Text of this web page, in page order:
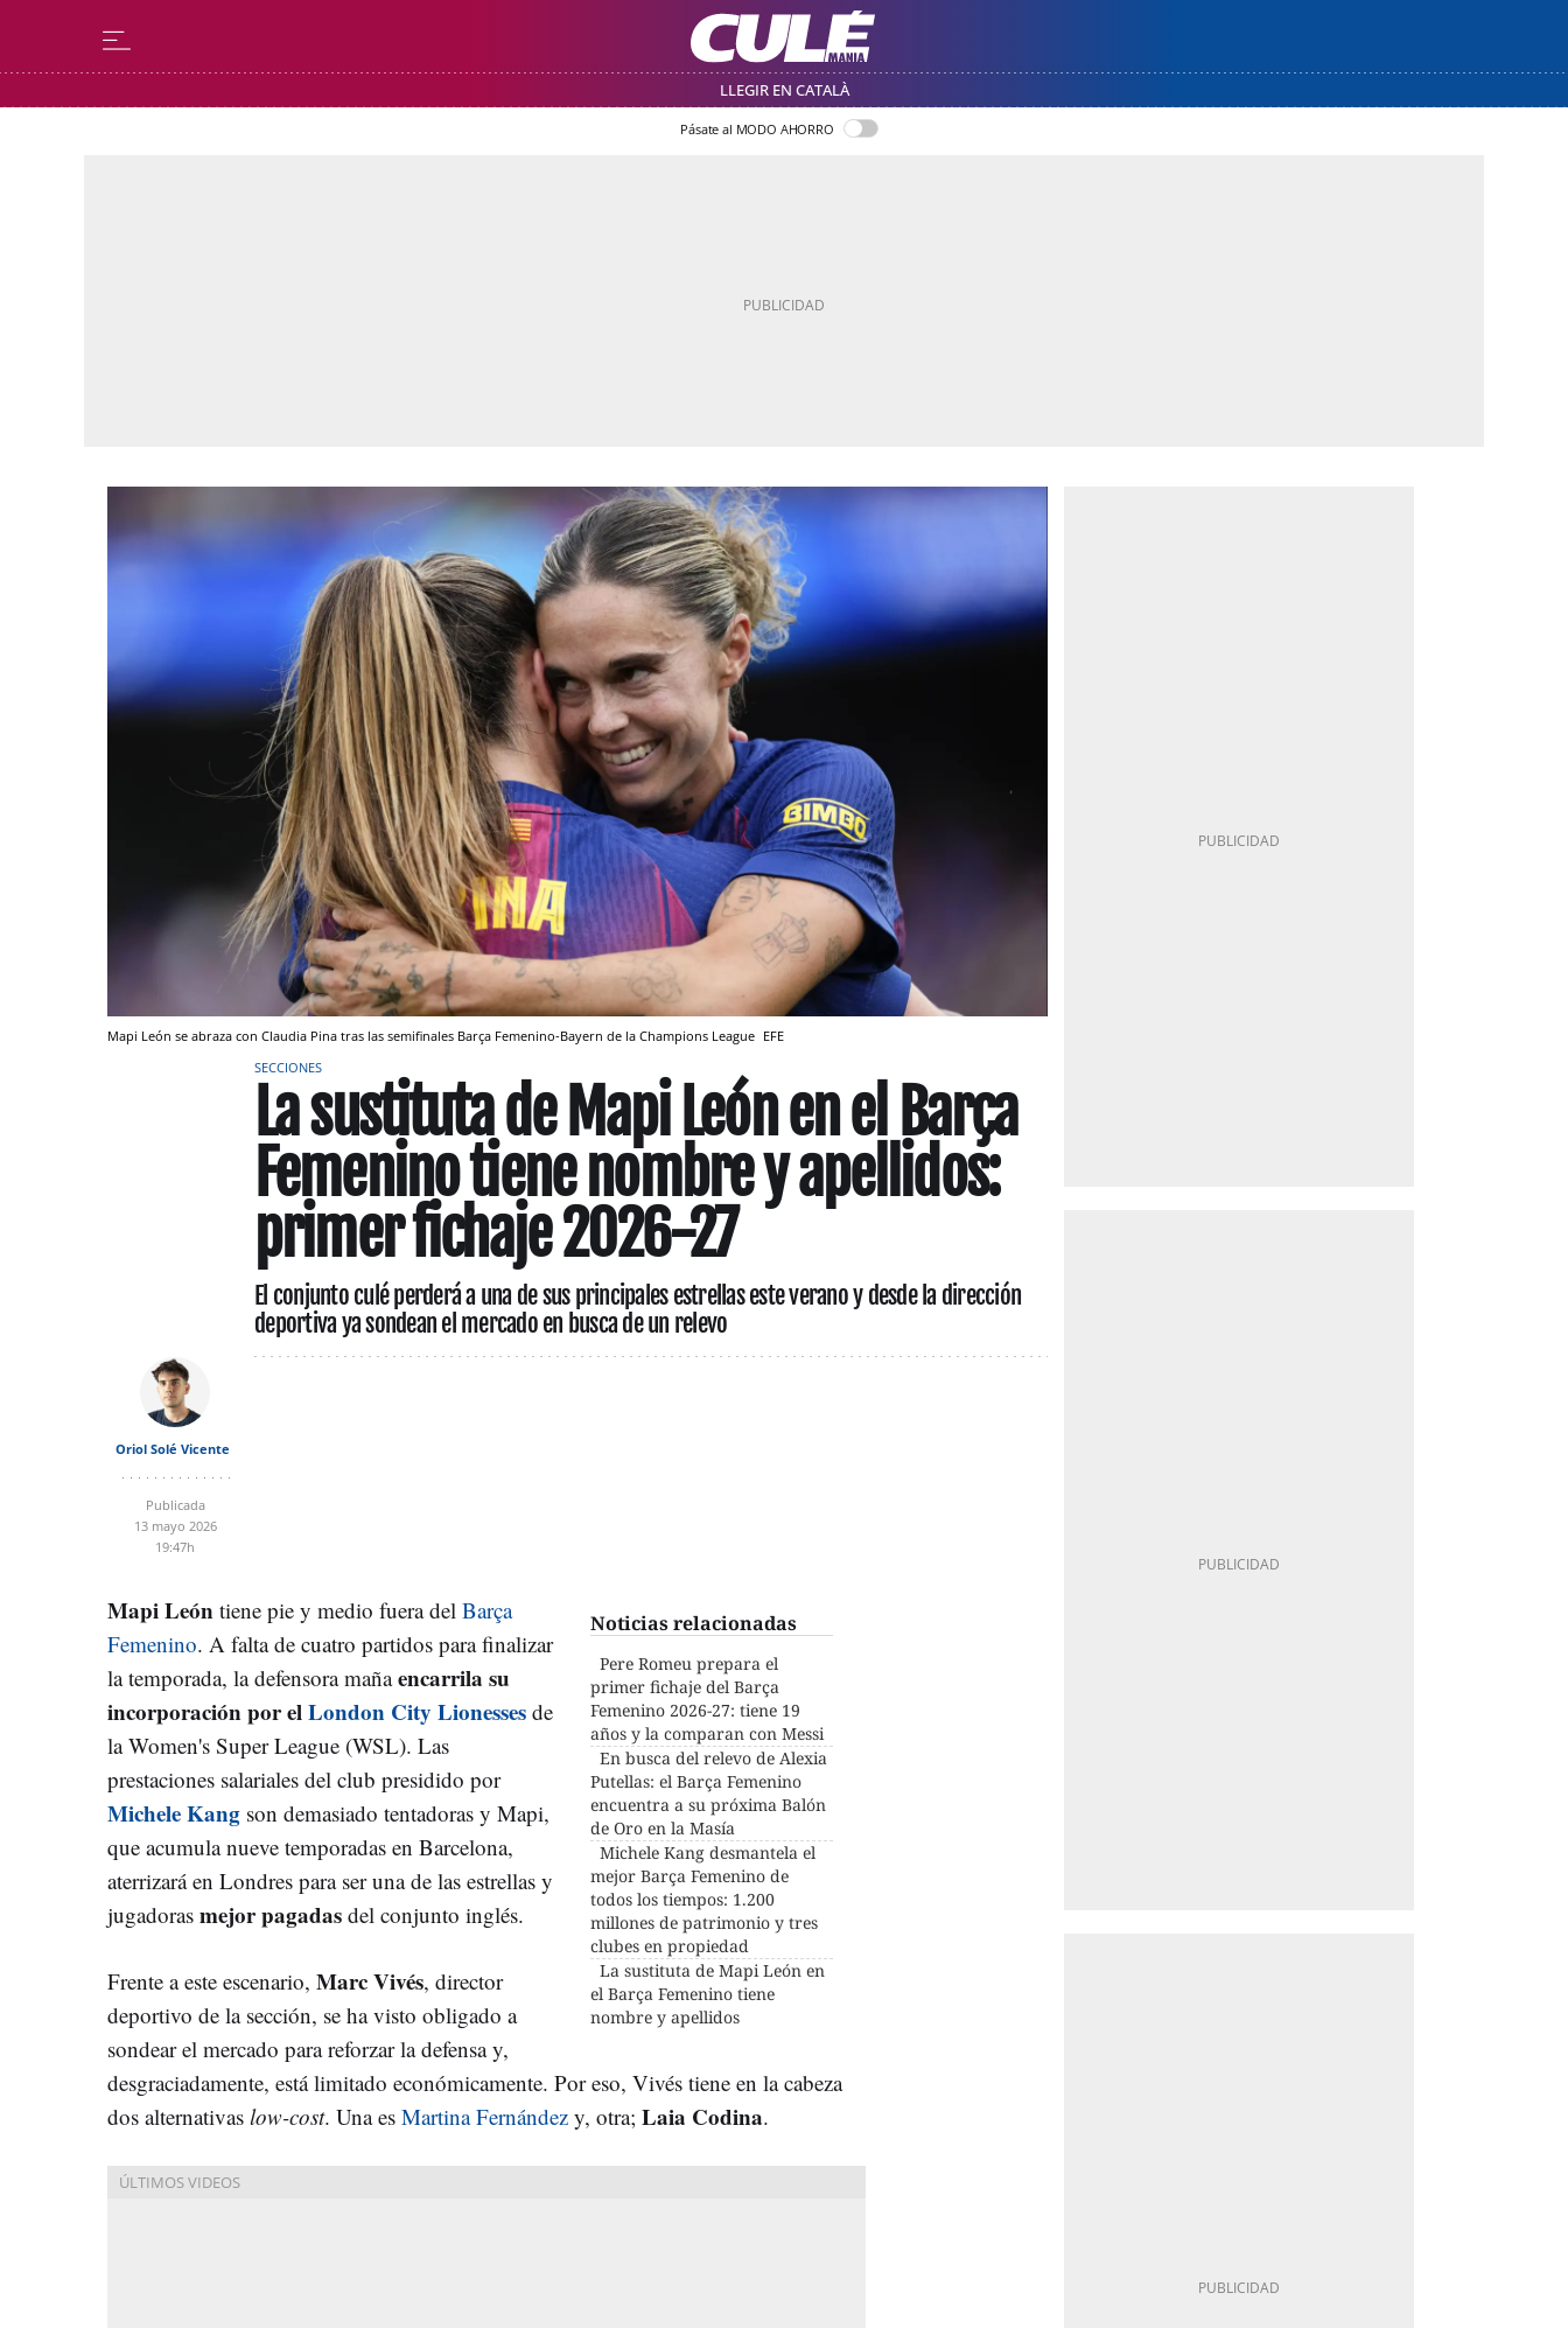
LLEGIR EN CATALÀ
Pásate al MODO AHORRO
Mapi León se abraza con Claudia Pina tras las semifinales Barça Femenino-Bayern de la Champions League EFE
SECCIONES
La sustituta de Mapi León en el Barça
Femenino tiene nombre y apellidos:
primer fichaje 2026-27
El conjunto culé perderá a una de sus principales estrellas este verano y desde la dirección
deportiva ya sondean el mercado en busca de un relevo
Oriol Solé Vicente
Publicada
13 mayo 2026
19:47h
Noticias relacionadas
Pere Romeu prepara el
primer fichaje del Barça
Femenino 2026-27: tiene 19
años y la comparan con Messi
En busca del relevo de Alexia
Putellas: el Barça Femenino
encuentra a su próxima Balón
de Oro en la Masía
Michele Kang desmantela el
mejor Barça Femenino de
todos los tiempos: 1.200
millones de patrimonio y tres
clubes en propiedad
La sustituta de Mapi León en
el Barça Femenino tiene
nombre y apellidos
Mapi León tiene pie y medio fuera del Barça
Femenino. A falta de cuatro partidos para finalizar
la temporada, la defensora mañaencarrila su
incorporación por elLondon City Lionesses de
la Women's Super League (WSL). Las
prestaciones salariales del club presidido por
Michele Kang son demasiado tentadoras y Mapi,
que acumula nueve temporadas en Barcelona,
aterrizará en Londres para ser una de las estrellas y
jugadoras mejor pagadas del conjunto inglés.
Frente a este escenario, Marc Vivés, director
deportivo de la sección, se ha visto obligado a
sondear el mercado para reforzar la defensa y,
desgraciadamente, está limitado económicamente. Por eso, Vivés tiene en la cabeza
dos alternativas low-cost. Una es Martina Fernández y, otra; Laia Codina.